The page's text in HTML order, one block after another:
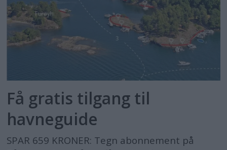
Få gratis tilgang til
havneguide
SPAR 659 KRONER: Tegn abonnement på